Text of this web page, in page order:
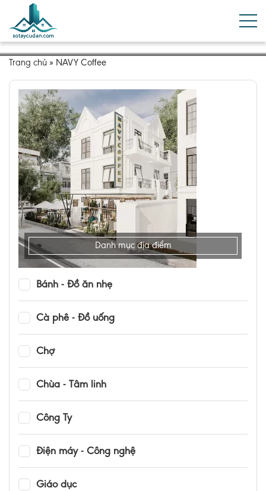
Trang chủ » NAVY Coffee
Danh mục địa điểm
Bánh - Đồ ăn nhẹ
Cà phê - Đồ uống
Chợ
Chùa - Tâm linh
Công Ty
Điện máy - Công nghệ
Giáo dục